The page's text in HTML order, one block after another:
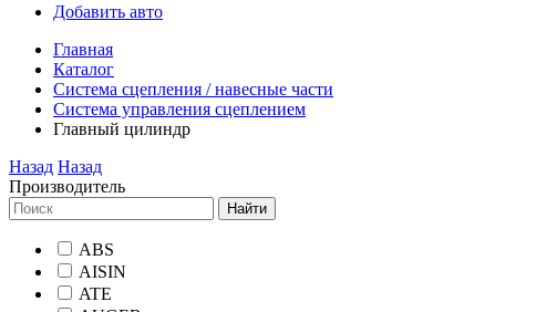
Добавить авто
Главная
Каталог
Система сцепления / навесные части
Система управления сцеплением
Главный цилиндр
Назад Назад
Производитель
Найти
ABS
AISIN
ATE